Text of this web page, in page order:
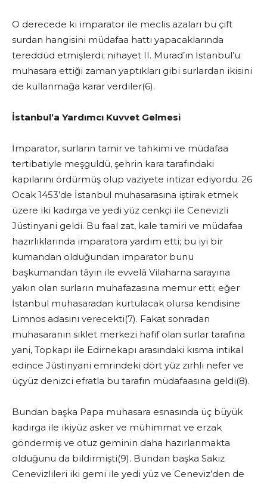
O derecede ki imparator ile meclis azaları bu çift
surdan hangisini müdafaa hattı yapacaklarında
tereddüd etmişlerdi; nihayet II. Murad’ın İstanbul’u
muhasara ettiği zaman yaptıkları gibi surlardan ikisini
de kullanmağa karar verdiler(6).
İstanbul’a Yardımcı Kuvvet Gelmesi
İmparator, surların tamir ve tahkimi ve müdafaa
tertibatiyle meşguldü, şehrin kara tarafındaki
kapılarını ördürmüş olup vaziyete intizar ediyordu. 26
Ocak 1453’de İstanbul muhasarasına iştirak etmek
üzere iki kadırga ve yedi yüz cenkçi ile Cenevizli
Jüstinyani geldi. Bu faal zat, kale tamiri ve müdafaa
hazırlıklarında imparatora yardım etti; bu iyi bir
kumandan olduğundan imparator bunu
başkumandan tâyin ile evvelâ Vilaharna sarayına
yakın olan surların muhafazasına memur etti; eğer
İstanbul muhasaradan kurtulacak olursa kendisine
Limnos adasını verecekti(7). Fakat sonradan
muhasaranın sıklet merkezi hafif olan surlar tarafına
yani, Topkapı ile Edirnekapı arasındaki kısma intikal
edince Jüstinyani emrindeki dört yüz zırhlı nefer ve
üçyüz denizci efratla bu tarafın müdafaasına geldi(8).
Bundan başka Papa muhasara esnasında üç büyük
kadırga ile ikiyüz asker ve mühimmat ve erzak
göndermiş ve otuz geminin daha hazırlanmakta
olduğunu da bildirmişti(9). Bundan başka Sakız
Cenevizlileri iki gemi ile yedi yüz ve Ceneviz’den de